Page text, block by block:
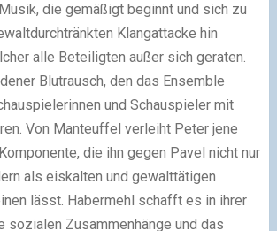
die gemäßigt beginnt und sich zu
Klangattacke hin
alle Beteiligten außer sich geraten.
Blutrausch, den das Ensemble
und Schauspieler mit
Von Manteuffel verleiht Peter jene
die ihn gegen Pavel nicht nur
als eiskalten und gewalttätigen
lässt. Habermehl schafft es in ihrer
sozialen Zusammenhänge und das